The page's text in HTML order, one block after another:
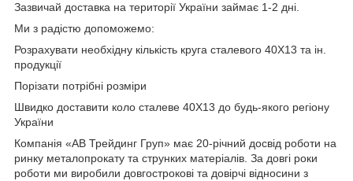
Зазвичай доставка на території України займає 1-2 дні.
Ми з радістю допоможемо:
Розрахувати необхідну кількість круга сталевого 40Х13 та ін.
продукції
Порізати потрібні розміри
Швидко доставити коло сталеве 40Х13 до будь-якого регіону
України
Компанія «АВ Трейдинг Груп» має 20-річний досвід роботи на
ринку металопрокату та струнких матеріалів. За довгі роки
роботи ми виробили довгострокові та довірчі відносини з